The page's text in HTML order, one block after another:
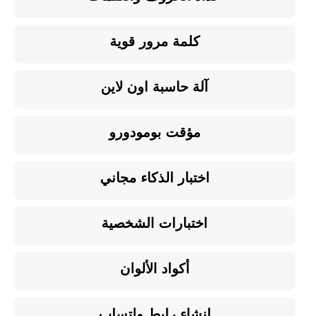
كلمة مرور قوية
آلة حاسبة اون لاين
مؤقت بومودورو
اختبار الذكاء مجاني
اختبارات الشخصية
أكواد الألوان